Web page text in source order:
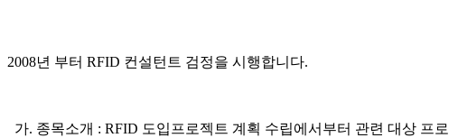
2008년 부터 RFID 컨설턴트 검정을 시행합니다.
가. 종목소개 : RFID 도입프로젝트 계획 수립에서부터 관련 대상 프로